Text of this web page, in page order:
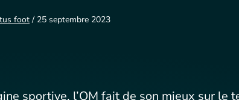
foot/ 25 septembre 2023
sportive, l’OM fait de son mieux sur le